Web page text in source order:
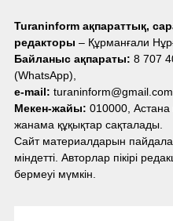
Turaninform ақпараттық,
редакторы – Құрманғали
Байланыс ақпараты: 8 707
(WhatsApp),
e-mail:
Мекен-жайы: 010000,
жанама құқықтар сақталады.
Сайт материалдарын
міндетті. Авторлар пікірі
бермеуі мүмкін.